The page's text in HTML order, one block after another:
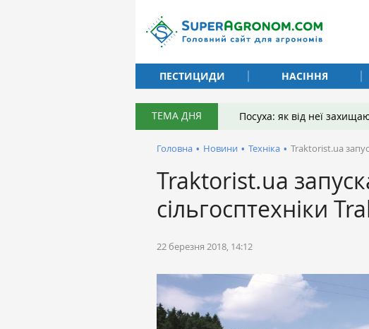
ПЕСТИЦИДИ
НАСІННЯ
ТЕМА ДНЯ Посуха: як від неї
Головна • Новини • Техніка • Traktorist.ua
Traktorist.ua
сільгосптехніки
22 березня 2018, 14:12